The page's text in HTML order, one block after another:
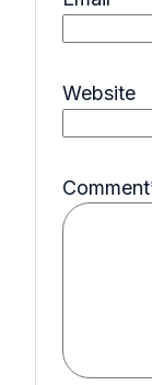
Website
Comment